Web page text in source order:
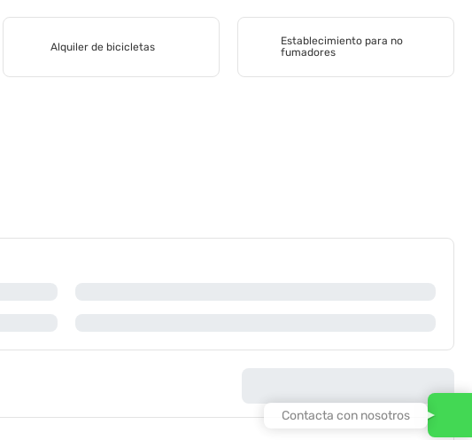
Alquiler de bicicletas
Establecimiento para no
fumadores
Contacta con nosotros